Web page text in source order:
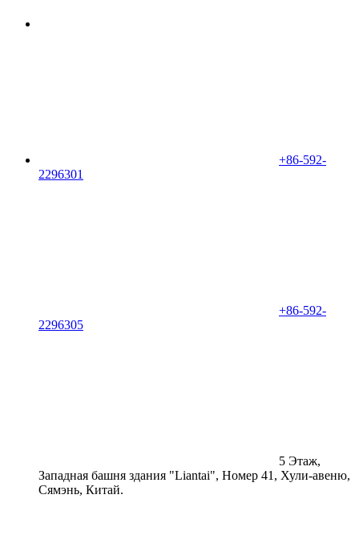
+86-592-
2296301
+86-592-
2296305
5 Этаж,
Западная башня здания "Liantai", Номер 41, Хули-авеню,
Сямэнь, Китай.